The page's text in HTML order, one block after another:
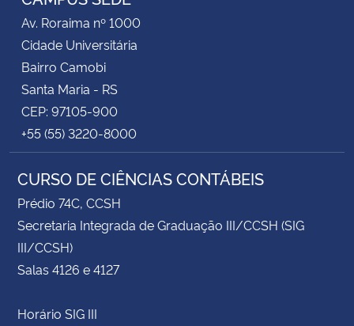
Av. Roraima nº 1000
Cidade Universitária
Bairro Camobi
Santa Maria - RS
CEP: 97105-900
+55 (55) 3220-8000
CURSO DE CIÊNCIAS CONTÁBEIS
Prédio 74C, CCSH
Secretaria Integrada de Graduação III/CCSH (SIG
III/CCSH)
Salas 4126 e 4127
Horário SIG III